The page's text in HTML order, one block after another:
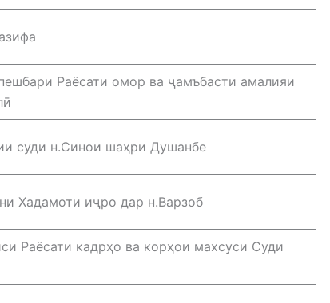
Раёсати омор ва ҷамъбасти амалияи
суди н.Синои шаҳри Душанбе
Хадамоти иҷро дар н.Варзоб
Раёсати кадрҳо ва корҳои махсуси Суди